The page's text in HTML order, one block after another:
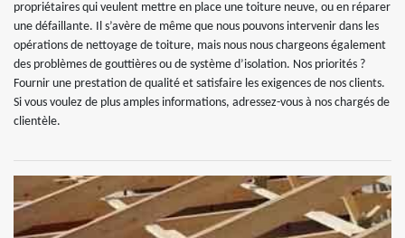
propriétaires qui veulent mettre en place une toiture neuve, ou en réparer
une défaillante. Il s’avère de même que nous pouvons intervenir dans les
opérations de nettoyage de toiture, mais nous nous chargeons également
des problèmes de gouttières ou de système d’isolation. Nos priorités ?
Fournir une prestation de qualité et satisfaire les exigences de nos clients.
Si vous voulez de plus amples informations, adressez-vous à nos chargés de
clientèle.